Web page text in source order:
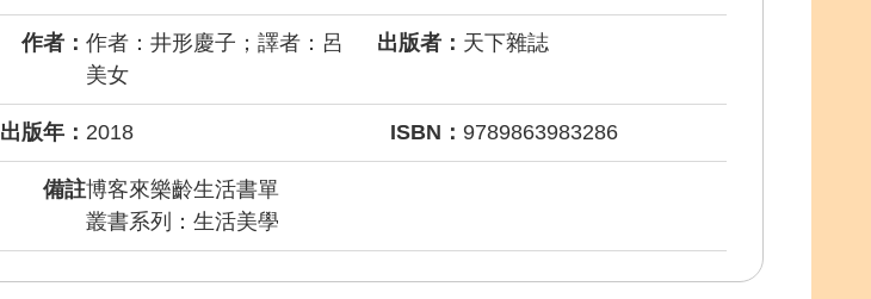
作者： 作者：井形慶子；譯者：呂
美女
出版者： 天下雜誌
出版年： 2018 ISBN： 9789863983286
備註博客來樂齡生活書單
叢書系列：生活美學